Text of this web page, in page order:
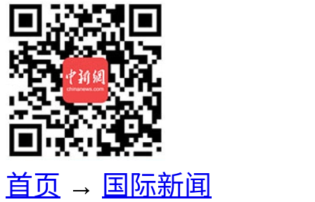
首页 → 国际新闻